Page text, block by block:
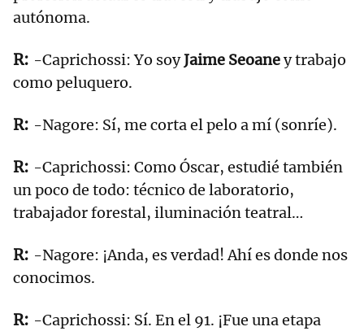
autónoma.
-Caprichossi: Yo soyJaime Seoaney trabajo
como peluquero.
-Nagore: Sí, me corta el pelo a mí (sonríe).
-Caprichossi: Como Óscar, estudié también
un poco de todo: técnico de laboratorio,
trabajador forestal, iluminación teatral…
-Nagore: ¡Anda, es verdad! Ahí es donde nos
conocimos.
-Caprichossi: Sí. En el 91. ¡Fue una etapa